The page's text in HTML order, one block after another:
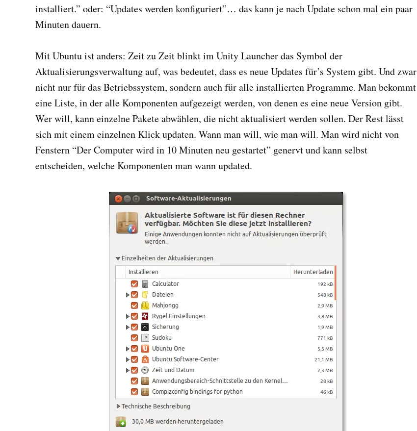
installiert.” oder: “Updates werden konfiguriert”… das kann je nach Update schon mal ein paar
Minuten dauern.
Mit Ubuntu ist anders: Zeit zu Zeit blinkt im Unity Launcher das Symbol der
Aktualisierungsverwaltung auf, was bedeutet, dass es neue Updates für’s System gibt. Und zwar
nicht nur für das Betriebssystem, sondern auch für alle installierten Programme. Man bekommt
eine Liste, in der alle Komponenten aufgezeigt werden, von denen es eine neue Version gibt.
Wer will, kann einzelne Pakete abwählen, die nicht aktualisiert werden sollen. Der Rest lässt
sich mit einem einzelnen Klick updaten. Wann man will, wie man will. Man wird nicht von
Fenstern “Der Computer wird in 10 Minuten neu gestartet” genervt und kann selbst
entscheiden, welche Komponenten man wann updated.